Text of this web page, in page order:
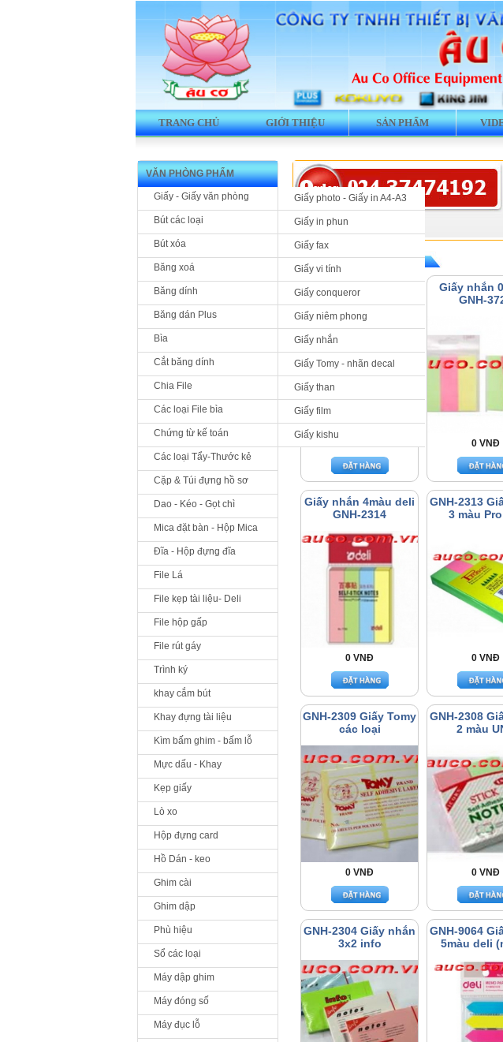
TRANG CHỦ GIỚI THIỆU SẢN PHẨM
VĂN PHÒNG PHẨM
Giấy - Giấy văn phòng Giấy photo - Giấy in A4-A3
Giấy in phun
Giấy fax
Giấy vi tính
Giấy conqueror
Giấy niêm phong
Giấy nhắn
Giấy Tomy - nhãn decal
Giấy than
Giấy film
Giấy kishu
Bút các loại
Bút xóa
Băng xoá
Băng dính
Băng dán Plus
Bìa
Cắt băng dính
Chia File
Các loại File bìa
Chứng từ kế toán
Các loại Tẩy-Thước kẻ
Cặp & Túi đựng hồ sơ
Dao - Kéo - Gọt chì
Mica đặt bàn - Hộp Mica
Đĩa - Hộp đựng đĩa
File Lá
File kẹp tài liệu- Deli
File hộp gấp
File rút gáy
Trình ký
khay cắm bút
Khay đựng tài liệu
Kìm bấm ghim - bấm lỗ
Mực dấu - Khay
Kẹp giấy
Lò xo
Hộp đựng card
Hồ Dán - keo
Ghim cài
Ghim dập
Phù hiệu
Sổ các loại
Máy dập ghim
Máy đóng số
Máy đục lỗ
Giấy nhắn 07091-
GNH-3729
Giấy nhắn
GNH-
0 VNĐ
Giấy nhắn 4màu deli
GNH-2314
0 VNĐ
GNH-2313
3 màu
0 VNĐ
GNH-2309 Giấy Tomy
các loại
0 VNĐ
GNH-2308
2 màu
0 VNĐ
GNH-2304 Giấy nhắn
3x2 info
GNH-9064
5màu deli